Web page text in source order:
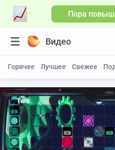
Пора
Видео
Горячее Лучшее Свежее